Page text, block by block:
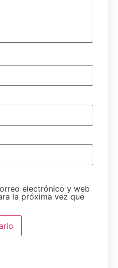
electrónico y web
la próxima vez que